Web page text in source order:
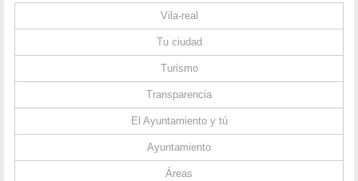
Vila-real
Tu ciudad
Turismo
Transparencia
El Ayuntamiento y tú
Ayuntamiento
Áreas